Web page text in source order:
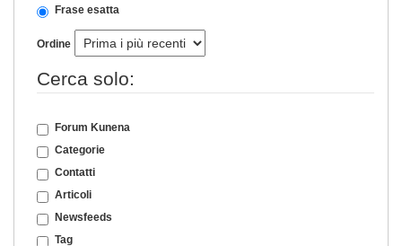
Frase esatta
Ordine
Cerca solo:
Forum Kunena
Categorie
Contatti
Articoli
Newsfeeds
Tag